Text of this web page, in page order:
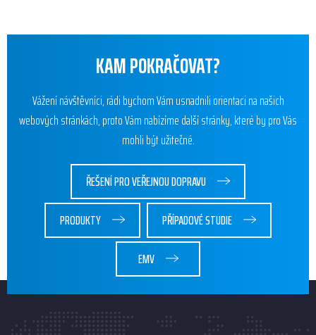
KAM POKRAČOVAT?
Vážení návštěvníci, rádi bychom Vám usnadnili orientaci na našich
webových stránkách, proto Vám nabízíme další stránky, které by pro Vás
mohli být užitečné.
ŘEŠENÍ PRO VEŘEJNOU DOPRAVU
PRODUKTY
PŘÍPADOVÉ STUDIE
EMV